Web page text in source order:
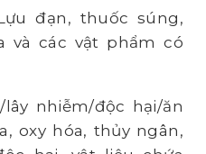
đạn, thuốc súng,
và các vật phẩm có
nhiễm/độc hại/ăn
oxy hóa, thủy ngân,